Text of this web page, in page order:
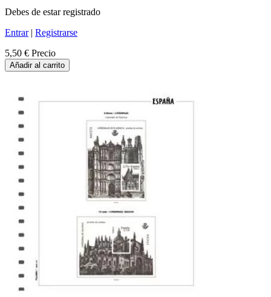
Debes de estar registrado
Entrar| Registrarse
5,50 € Precio
Añadir al carrito